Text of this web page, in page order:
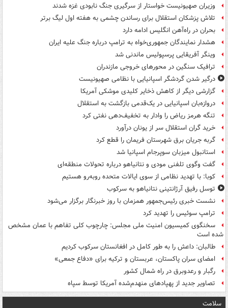
وزیران صهیونیست خواستار از سرگیری جنگ نابودی غزه شدند
تلاش پزشکان استقلال برای رساندن چشمی به هفته اول لیگ برتر
بحران در راه‌آهن انگلیس ادامه دارد
هشدار نمایندگان جمهوری‌خواه به ترامپ درباره جنگ علیه ایران
وینگر آفریقایی پرسپولیس ماندنی شد
ترافیک سنگین در محورهای خروجی مازندران
درگیر شدن گردشگر اسپانیایی با نظامی صهیونیست
گزارشی دیگر از کاهش ذخایر کلیدی موشکی آمریکا
دروازه‌بان اسپانیایی در یک‌قدمی بازگشت به استقلال
تنگه هرمز ریاض را وادار به تخفیف‌دهی نفتی کرد
خرید گران استقلال سر از یونان درآورد
گربه جریان برق شهرستان فریمان را قطع کرد
استانبول میزبان سوپرجام اسپانیا شد
گفت وگوی تلفنی مودی و نتانیاهو درباره تحولات منطقه‌ای
کوبا: با تهدید نظامی از سوی ایالات متحده روبه‌رو هستیم
توسل رفیق آرژانتینی نتانیاهو به سرکوب
نشست خبری رئیس‌جمهور همزمان با روز خبرنگار برگزار می‌شود
ترامپ سوئیس را تهدید کرد
سخنگوی کمیسیون امنیت ملی مجلس: چارچوب کلی تفاهم با عمان مشخص
شده است
طالبان: داعش را به طور کامل در افغانستان سرکوب کردیم
امضای سران پاکستان، عربستان و ترکیه برای «دفاع جمعی»
رگبار و رعدوبرق در راه شمال کشور
تصاویر جدید از پهپادهای منهدم‌شده آمریکا توسط سپاه
سلامت